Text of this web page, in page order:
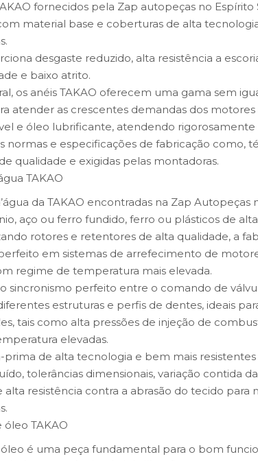
fornecidos pela Zap autopeças no
material base e coberturas de alta
desgaste reduzido, alta resistência a
e baixo atrito.
os anéis TAKAO oferecem uma gama sem
atender as crescentes demandas dos
e óleo lubrificante, atendendo rigorosamente
normas e especificações de fabricação como,
qualidade e exigidas pelas montadoras.
TAKAO
da TAKAO encontradas na Zap Autopeças
aço ou ferro fundido, ferro ou plásticos de
rotores e retentores de alta qualidade, a
em sistemas de arrefecimento de
regime de temperatura mais elevada.
sincronismo perfeito entre o comando de
estruturas e perfis de dentes, ideais
tais como alta pressões de injeção de
elevadas.
de alta tecnologia e bem mais resistentes
tolerâncias dimensionais, variação contida
resistência contra a abrasão do tecido para
TAKAO
é uma peça fundamental para o bom